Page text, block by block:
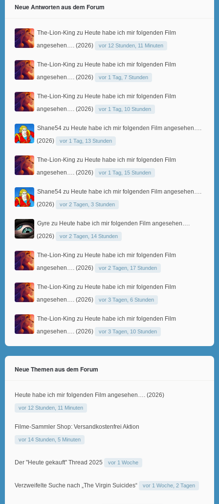
Neue Antworten aus dem Forum
The-Lion-King zu Heute habe ich mir folgenden Film
angesehen…. (2026)
vor 12 Stunden, 11 Minuten
The-Lion-King zu Heute habe ich mir folgenden Film
angesehen…. (2026)
vor 1 Tag, 7 Stunden
The-Lion-King zu Heute habe ich mir folgenden Film
angesehen…. (2026)
vor 1 Tag, 10 Stunden
Shane54 zu Heute habe ich mir folgenden Film angesehen….
(2026)
vor 1 Tag, 13 Stunden
The-Lion-King zu Heute habe ich mir folgenden Film
angesehen…. (2026)
vor 1 Tag, 15 Stunden
Shane54 zu Heute habe ich mir folgenden Film angesehen….
(2026)
vor 2 Tagen, 3 Stunden
Gyre zu Heute habe ich mir folgenden Film angesehen….
(2026)
vor 2 Tagen, 14 Stunden
The-Lion-King zu Heute habe ich mir folgenden Film
angesehen…. (2026)
vor 2 Tagen, 17 Stunden
The-Lion-King zu Heute habe ich mir folgenden Film
angesehen…. (2026)
vor 3 Tagen, 6 Stunden
The-Lion-King zu Heute habe ich mir folgenden Film
angesehen…. (2026)
vor 3 Tagen, 10 Stunden
Neue Themen aus dem Forum
Heute habe ich mir folgenden Film angesehen…. (2026)
vor 12 Stunden, 11 Minuten
Filme-Sammler Shop: Versandkostenfrei Aktion
vor 14 Stunden, 5 Minuten
Der "Heute gekauft" Thread 2025 vor 1 Woche
Verzweifelte Suche nach „The Virgin Suicides“ vor 1 Woche, 2 Tagen